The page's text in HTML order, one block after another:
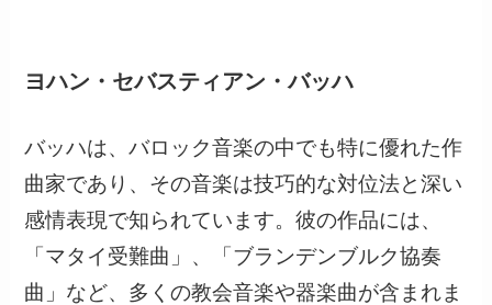
ヨハン・セバスティアン・バッハ
バッハは、バロック音楽の中でも特に優れた作
曲家であり、その音楽は技巧的な対位法と深い
感情表現で知られています。彼の作品には、
「マタイ受難曲」、「ブランデンブルク協奏
曲」など、多くの教会音楽や器楽曲が含まれま